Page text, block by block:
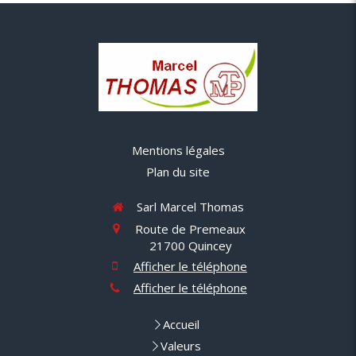
Mentions légales
Plan du site
Sarl Marcel Thomas
Route de Premeaux
21700 Quincey
Afficher le téléphone
Afficher le téléphone
Accueil
Valeurs